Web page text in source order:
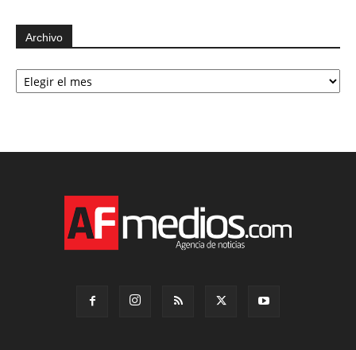
Archivo
Archivo